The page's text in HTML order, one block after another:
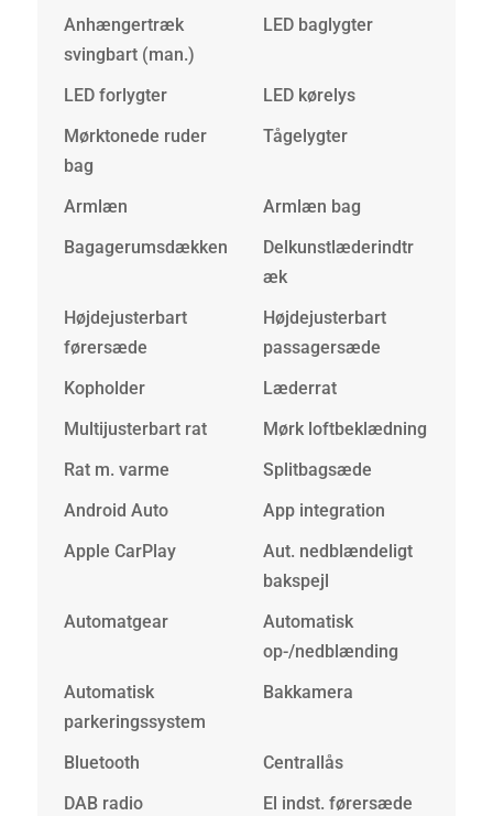
Anhængertræk
svingbart (man.)
LED baglygter
LED forlygter
LED kørelys
Mørktonede ruder
bag
Tågelygter
Armlæn
Armlæn bag
Bagagerumsdækken
Delkunstlæderindtr
æk
Højdejusterbart
førersæde
Højdejusterbart
passagersæde
Kopholder
Læderrat
Multijusterbart rat
Mørk loftbeklædning
Rat m. varme
Splitbagsæde
Android Auto
App integration
Apple CarPlay
Aut. nedblændeligt
bakspejl
Automatgear
Automatisk
op-/nedblænding
Automatisk
parkeringssystem
Bakkamera
Bluetooth
Centrallås
DAB radio
El indst. førersæde